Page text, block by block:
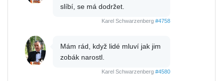
slíbí, se má dodržet.
Karel Schwarzenberg #4758
Mám rád, když lidé mluví jak jim
zobák narostl.
Karel Schwarzenberg #4580